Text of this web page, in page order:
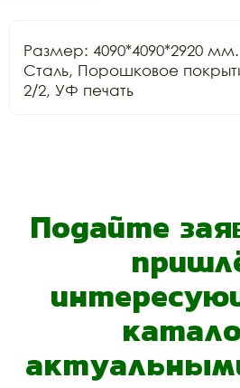
Размер: 4090*4090*2920 мм.
Сталь, Порошковое
2/2, УФ печать
Подайте